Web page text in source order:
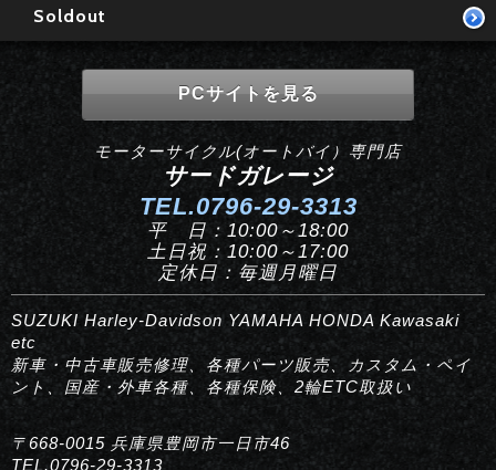
Soldout
PCサイトを見る
モーターサイクル(オートバイ）専門店
サードガレージ
TEL.0796-29-3313
平 日：10:00～18:00
土日祝：10:00～17:00
定休日：毎週月曜日
SUZUKI Harley-Davidson YAMAHA HONDA Kawasaki
etc
新車・中古車販売修理、各種パーツ販売、カスタム・ペイ
ント、国産・外車各種、各種保険、2輪ETC取扱い
〒668-0015 兵庫県豊岡市一日市46
TEL.0796-29-3313